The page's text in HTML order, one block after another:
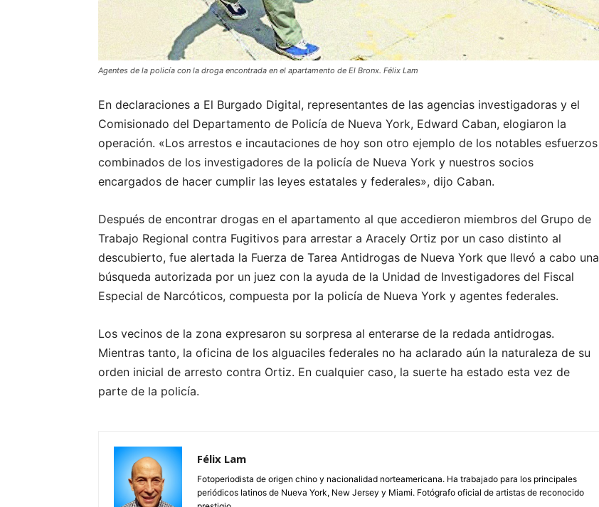
Agentes de la policía con la droga encontrada en el apartamento de El Bronx. Félix Lam
En declaraciones a El Burgado Digital, representantes de las agencias investigadoras y el
Comisionado del Departamento de Policía de Nueva York, Edward Caban, elogiaron la
operación. «Los arrestos e incautaciones de hoy son otro ejemplo de los notables esfuerzos
combinados de los investigadores de la policía de Nueva York y nuestros socios
encargados de hacer cumplir las leyes estatales y federales», dijo Caban.
Después de encontrar drogas en el apartamento al que accedieron miembros del Grupo de
Trabajo Regional contra Fugitivos para arrestar a Aracely Ortiz por un caso distinto al
descubierto, fue alertada la Fuerza de Tarea Antidrogas de Nueva York que llevó a cabo una
búsqueda autorizada por un juez con la ayuda de la Unidad de Investigadores del Fiscal
Especial de Narcóticos, compuesta por la policía de Nueva York y agentes federales.
Los vecinos de la zona expresaron su sorpresa al enterarse de la redada antidrogas.
Mientras tanto, la oficina de los alguaciles federales no ha aclarado aún la naturaleza de su
orden inicial de arresto contra Ortiz. En cualquier caso, la suerte ha estado esta vez de
parte de la policía.
Félix Lam
Fotoperiodista de origen chino y nacionalidad norteamericana. Ha trabajado para los principales
periódicos latinos de Nueva York, New Jersey y Miami. Fotógrafo oficial de artistas de reconocido